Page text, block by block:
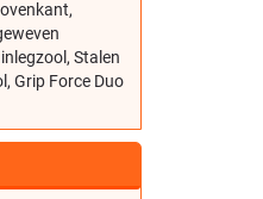
Stalen
Grip Force Duo